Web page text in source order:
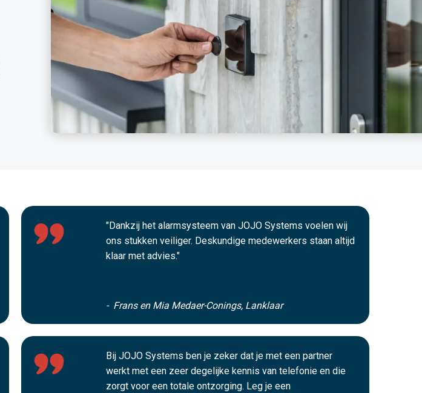
"Dankzij het alarmsysteem van JOJO Systems voelen wij
ons stukken veiliger. Deskundige medewerkers staan altijd
klaar met advies."
- Frans en Mia Medaer-Conings, Lanklaar
Bij JOJO Systems ben je zeker dat je met een partner
werkt met een zeer degelijke kennis van telefonie en die
zorgt voor een totale ontzorging. Leg je een